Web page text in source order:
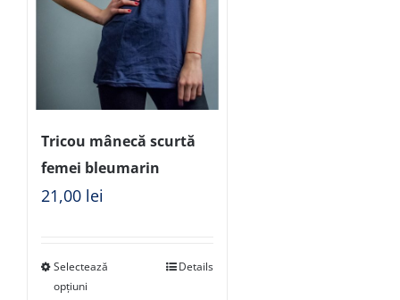
Tricou mânecă scurtă
femei bleumarin
21,00 lei
Selectează
opțiuni
Details